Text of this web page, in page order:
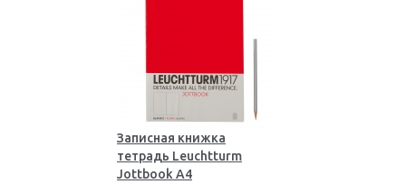
Записная книжка
тетрадь Leuchtturm
Jottbook А4